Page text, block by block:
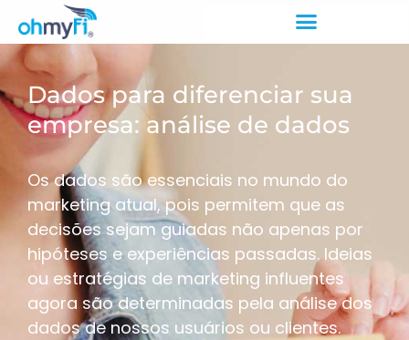
Dados para diferenciar sua
empresa: análise de dados
Os dados são essenciais no mundo do
marketing atual, pois permitem que as
decisões sejam guiadas não apenas por
hipóteses e experiências passadas. Ideias
ou estratégias de marketing influentes
agora são determinadas pela análise dos
dados de nossos usuários ou clientes.